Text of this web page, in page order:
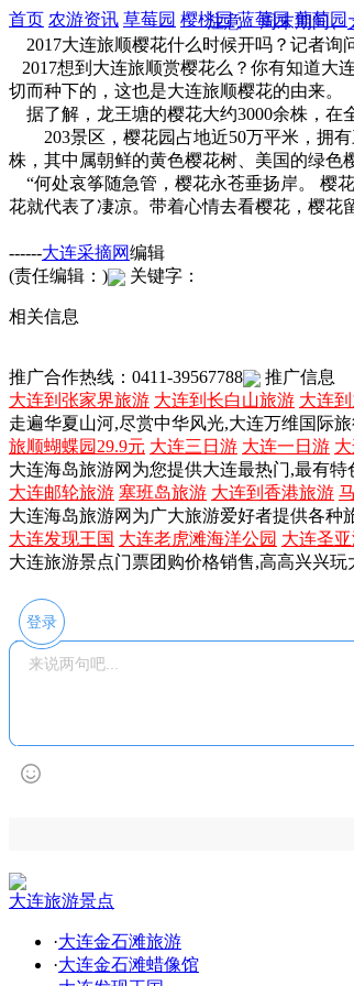
首页 农游资讯 草莓园 樱桃园 蓝莓园 葡萄园
注意：周末期间、
2017大连旅顺樱花什么时候开吗？记者询
2017想到大连旅顺赏樱花么？你有知道大
切而种下的，这也是大连旅顺樱花的由来。
据了解，龙王塘的樱花大约3000余株，在
203景区，樱花园占地近50万平米，拥有
株，其中属朝鲜的黄色樱花树、美国的绿色
“何处哀筝随急管，樱花永苍垂扬岸。 樱
花就代表了凄凉。带着心情去看樱花，樱花
------大连采摘网编辑
(责任编辑：)
关键字：
相关信息
推广合作热线：0411-39567788
推广信息
大连到张家界旅游 大连到长白山旅游 大连
走遍华夏山河,尽赏中华风光,大连万维国际
旅顺蝴蝶园29.9元 大连三日游 大连一日游
大连海岛旅游网为您提供大连最热门,最有
大连邮轮旅游 塞班岛旅游 大连到香港旅游
大连海岛旅游网为广大旅游爱好者提供各种
大连发现王国 大连老虎滩海洋公园 大连圣
大连旅游景点门票团购价格销售,高高兴兴
登录
大连旅游景点
·大连金石滩旅游
·大连金石滩蜡像馆